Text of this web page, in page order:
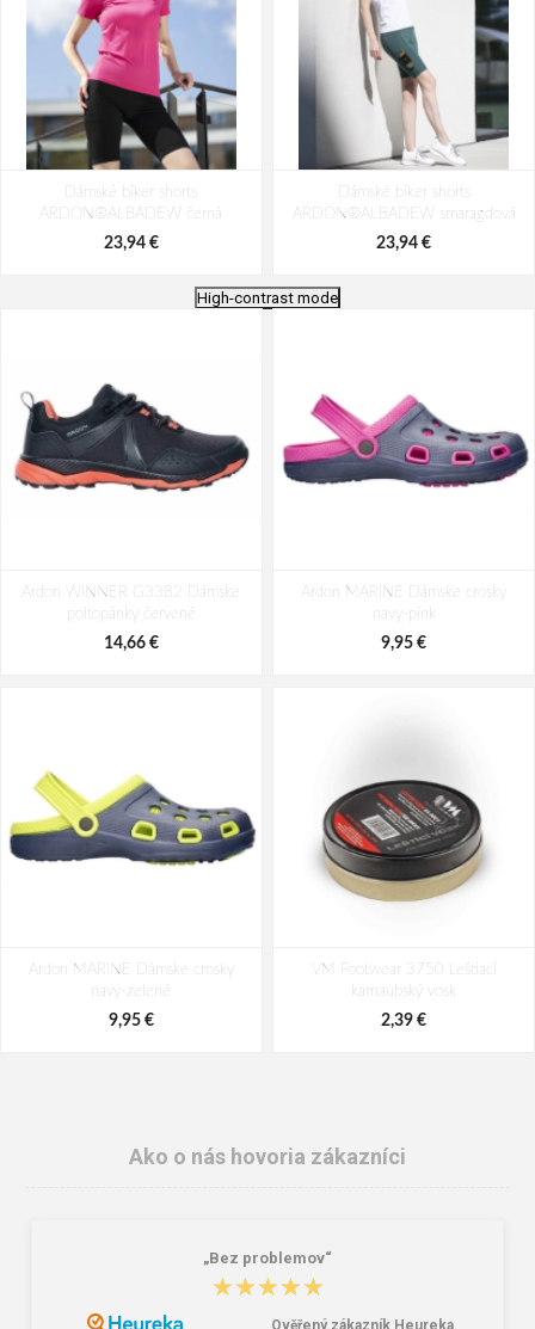
Dámské biker shorts
ARDON®ALBADEW černá
23,94 €
Dámské biker shorts
ARDON®ALBADEW smaragdová
23,94 €
černá
27,89 €
smaragdová
27,89 €
High-contrast mode
Ardon WINNER G3382 Dámske
poltopánky červené
14,66 €
Ardon MARINE Dámske crosky
navy-pink
9,95 €
Ardon MARINE Dámske crosky
navy-zelené
9,95 €
VM Footwear 3750 Leštiaci
karnaubský vosk
2,39 €
Ako o nás hovoria zákazníci
„Bez problemov“
★★★★★
★★★★★
Ověřený zákazník Heureka